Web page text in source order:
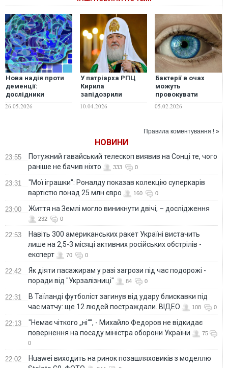
Нова надія проти
деменції:
дослідники
що зупиняють
26.05.2026
У патріарха РПЦ
Кирила
запідозрили
10.04.2026
Бактерії в очах
можуть
провокувати
дослідження
05.02.2026
Правила коментування ! »
НОВИНИ
23:55
Потужний гавайський телескоп виявив на Сонці те, чого
раніше не бачив ніхто
333 0
23:31
"Мої іграшки": Роналду показав колекцію суперкарів
вартістю понад 25 млн євро
160 0
23:00 Життя на Землі могло виникнути двічі, – дослідження
232 0
22:53
Навіть 300 американських ракет Україні вистачить
лише на 2,5-3 місяці активних російських обстрілів -
експерт
70 0
22:42
Як діяти пасажирам у разі загрози під час подорожі -
поради від "Укрзалізниці"
84 0
22:31
В Таїланді футболіст загинув від удару блискавки під
час матчу: ще 12 людей постраждали. ВІДЕО
108 0
22:13
"Немає чіткого „ні“", - Михайло Федоров не відкидає
повернення на посаду міністра оборони України
75
0
22:02
Huawei виходить на ринок позашляховиків з моделлю